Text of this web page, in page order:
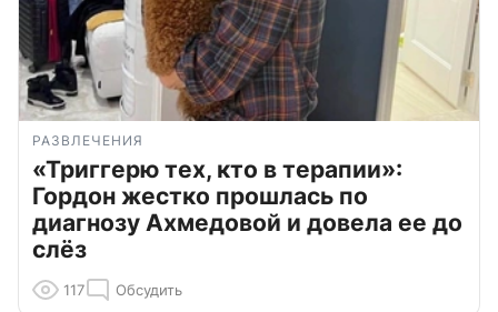
РАЗВЛЕЧЕНИЯ
«Триггерю тех, кто в терапии»:
Гордон жестко прошлась по
диагнозу Ахмедовой и довела ее до
слёз
117 Обсудить